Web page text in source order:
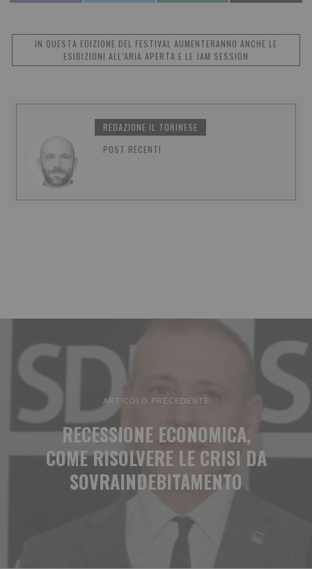
IN QUESTA EDIZIONE DEL FESTIVAL AUMENTERANNO ANCHE LE
ESIBIZIONI ALL’ARIA APERTA E LE JAM SESSION
REDAZIONE IL TORINESE
POST RECENTI
ARTICOLO PRECEDENTE
RECESSIONE ECONOMICA,
COME RISOLVERE LE CRISI DA
SOVRAINDEBITAMENTO